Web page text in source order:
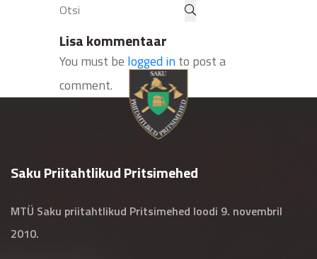
Lisa kommentaar
You must be logged into post a
comment.
Saku Priitahtlikud Pritsimehed
MTÜ Saku priitahtlikud Pritsimehed loodi 9. novembril
2010.